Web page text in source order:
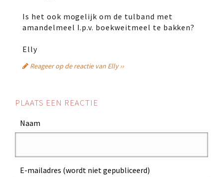
Is het ook mogelijk om de tulband met
amandelmeel I.p.v. boekweitmeel te bakken?
Elly
Reageer op de reactie van Elly ››
PLAATS EEN REACTIE
Naam
E-mailadres (wordt niet gepubliceerd)